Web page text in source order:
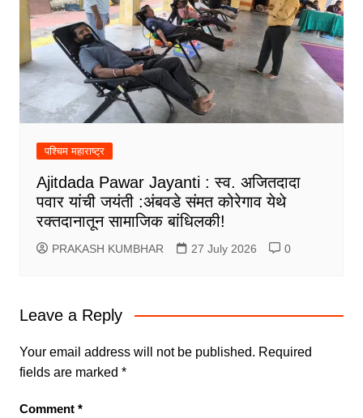
पश्चिम महाराष्ट्र
Ajitdada Pawar Jayanti : स्व. अजितदादा
पवार यांची जयंती :अंबवडे संमत कोरेगाव येथे
रक्तदानातून सामाजिक बांधिलकी!
PRAKASH KUMBHAR 27 July 2026 0
Leave a Reply
Your email address will not be published. Required
fields are marked *
Comment *